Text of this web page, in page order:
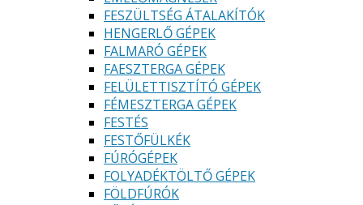
FESZÜLTSÉG ÁTALAKÍTÓK
HENGERLŐ GÉPEK
FALMARÓ GÉPEK
FAESZTERGA GÉPEK
FELÜLETTISZTÍTÓ GÉPEK
FÉMESZTERGA GÉPEK
FESTÉS
FESTŐFÜLKÉK
FÚRÓGÉPEK
FOLYADÉKTÖLTŐ GÉPEK
FÖLDFÚRÓK